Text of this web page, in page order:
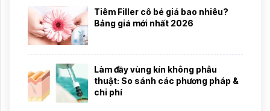
Tiêm Filler cô bé giá bao nhiêu?
Bảng giá mới nhất 2026
Làm đầy vùng kín không phẫu
thuật: So sánh các phương pháp &
chi phí